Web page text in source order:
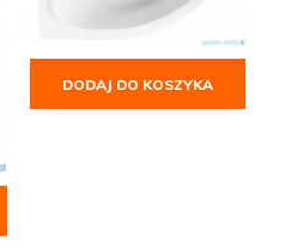
DODAJ DO KOSZYKA